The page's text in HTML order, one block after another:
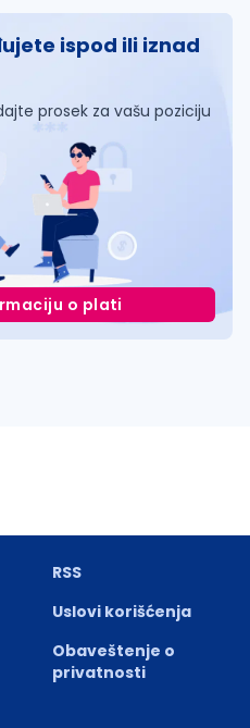
ispod ili iznad
prosek za vašu poziciju
o plati
RSS
Uslovi korišćenja
Obaveštenje o
privatnosti